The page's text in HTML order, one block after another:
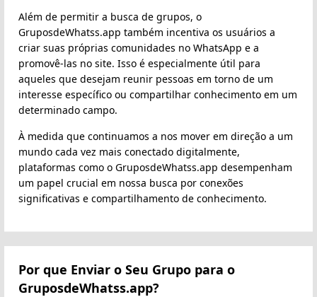
Além de permitir a busca de grupos, o
GruposdeWhatss.app também incentiva os usuários a
criar suas próprias comunidades no WhatsApp e a
promovê-las no site. Isso é especialmente útil para
aqueles que desejam reunir pessoas em torno de um
interesse específico ou compartilhar conhecimento em um
determinado campo.
À medida que continuamos a nos mover em direção a um
mundo cada vez mais conectado digitalmente,
plataformas como o GruposdeWhatss.app desempenham
um papel crucial em nossa busca por conexões
significativas e compartilhamento de conhecimento.
Por que Enviar o Seu Grupo para o
GruposdeWhatss.app?